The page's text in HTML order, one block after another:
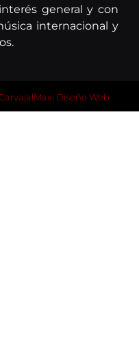
general y con
internacional y
Diseño Web